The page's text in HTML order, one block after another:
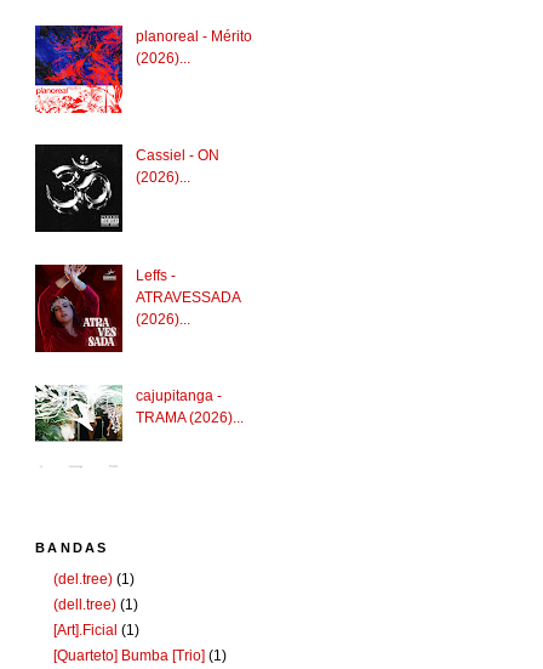
planoreal - Mérito
(2026)...
Cassiel - ON
(2026)...
Leffs -
ATRAVESSADA
(2026)...
cajupitanga -
TRAMA (2026)...
BANDAS
(del.tree) (1)
(dell.tree) (1)
[Art].Ficial (1)
[Quarteto] Bumba [Trio] (1)